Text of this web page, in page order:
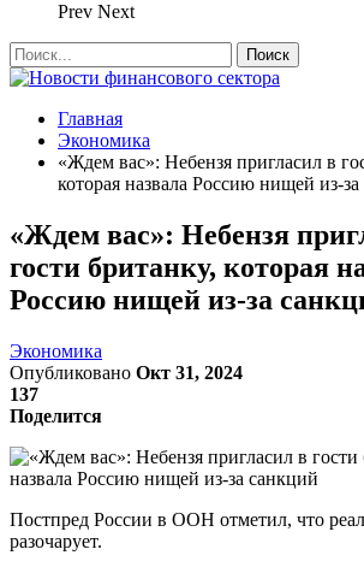
Prev Next
Главная
Экономика
«Ждем вас»: Небензя пригласил в
которая назвала Россию нищей из-
«Ждем вас»: Небензя
гости британку, которая
Россию нищей из-за
Экономика
Опубликовано Окт 31, 2024
137
Поделится
Постпред России в ООН отметил, что
разочарует.